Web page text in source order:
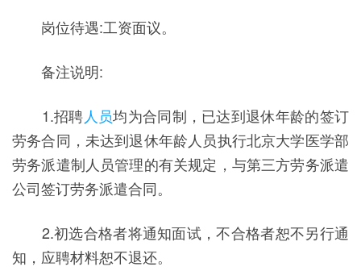
岗位待遇:工资面议。
备注说明:
1.招聘人员均为合同制，已达到退休年龄的签订
劳务合同，未达到退休年龄人员执行北京大学医学部
劳务派遣制人员管理的有关规定，与第三方劳务派遣
公司签订劳务派遣合同。
2.初选合格者将通知面试，不合格者恕不另行通
知，应聘材料恕不退还。